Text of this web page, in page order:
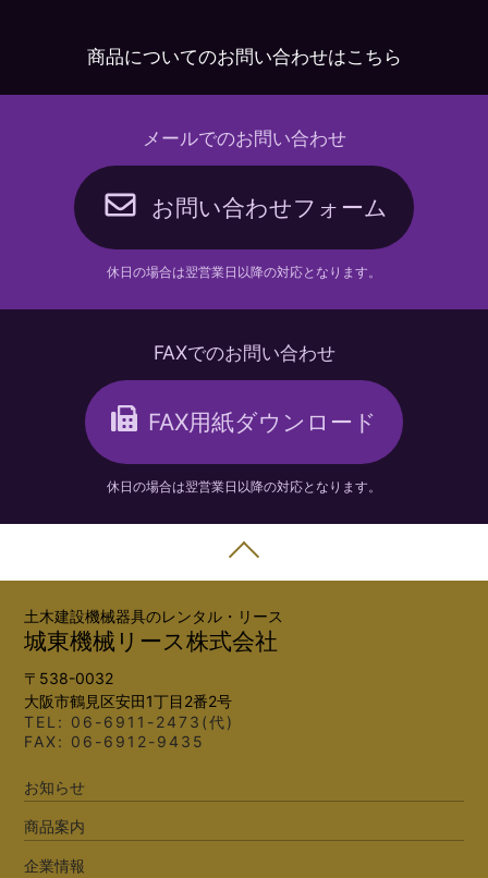
商品についてのお問い合わせはこちら
メールでのお問い合わせ
お問い合わせフォーム
休日の場合は翌営業日以降の対応となります。
FAXでのお問い合わせ
FAX用紙ダウンロード
休日の場合は翌営業日以降の対応となります。
土木建設機械器具のレンタル・リース
城東機械リース株式会社
〒538-0032
大阪市鶴見区安田1丁目2番2号
TEL: 06-6911-2473(代)
FAX: 06-6912-9435
お知らせ
商品案内
企業情報